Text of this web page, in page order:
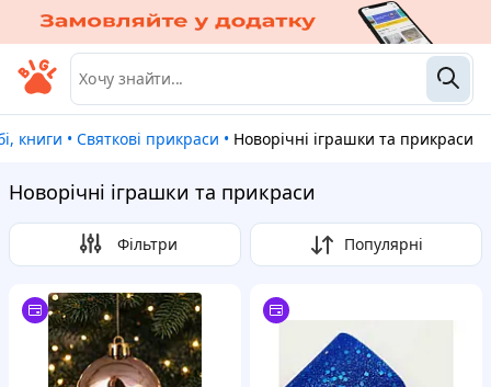
книги • Cвяткові прикраси • Новорічні іграшки та прикраси
Новорічні іграшки та прикраси
Фільтри Популярні